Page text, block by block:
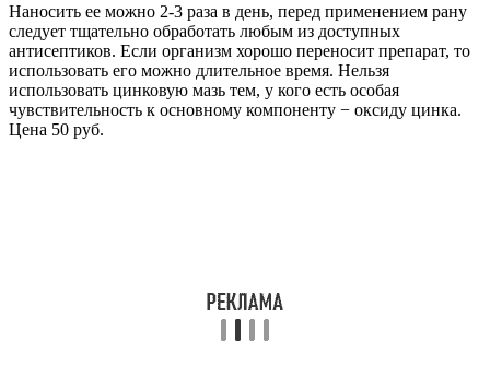
Наносить ее можно 2-3 раза в день, перед применением рану
следует тщательно обработать любым из доступных
антисептиков. Если организм хорошо переносит препарат, то
использовать его можно длительное время. Нельзя
использовать цинковую мазь тем, у кого есть особая
чувствительность к основному компоненту − оксиду цинка.
Цена 50 руб.